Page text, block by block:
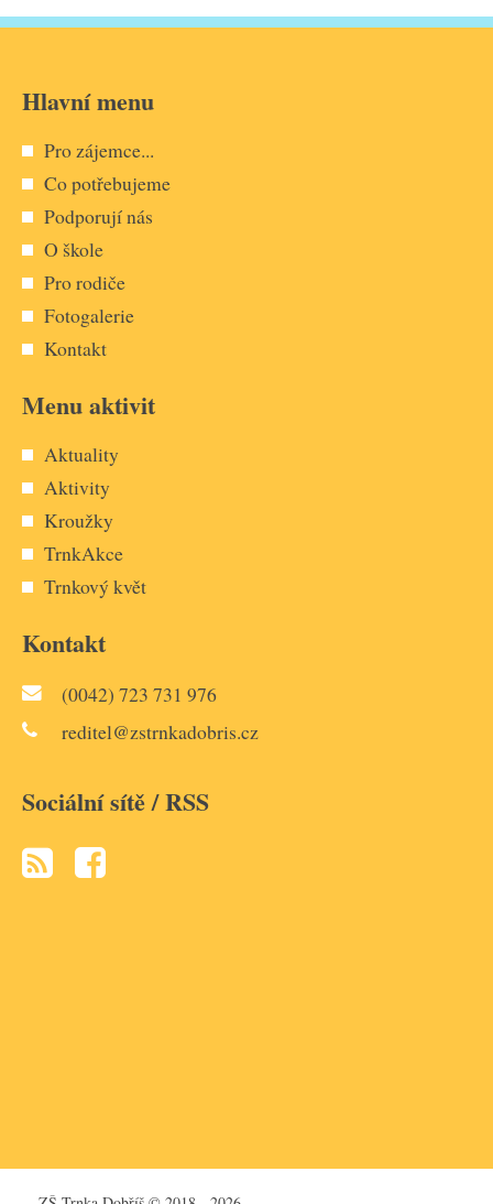
Hlavní menu
Pro zájemce...
Co potřebujeme
Podporují nás
O škole
Pro rodiče
Fotogalerie
Kontakt
Menu aktivit
Aktuality
Aktivity
Kroužky
TrnkAkce
Trnkový květ
Kontakt
(0042) 723 731 976
reditel@zstrnkadobris.cz
Sociální sítě / RSS